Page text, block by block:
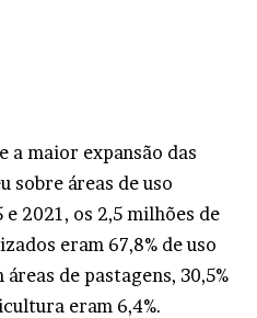
a maior expansão das
sobre áreas de uso
2021, os 2,5 milhões de
eram 67,8% de uso
de pastagens, 30,5%
eram 6,4%.